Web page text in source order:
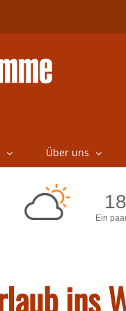
Über uns
ins